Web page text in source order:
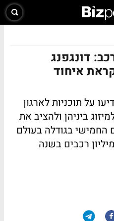
דונגפנג
איחוד
על תוכניות לארגון
ביניהן ולהציב את
בגודלה בעולם